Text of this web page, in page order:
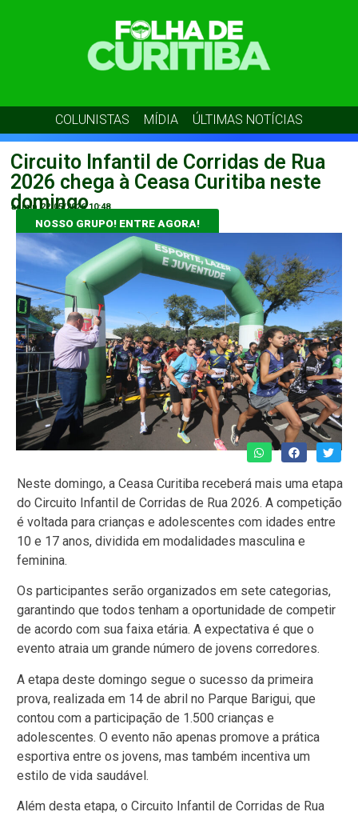
COLUNISTAS MÍDIA ÚLTIMAS NOTÍCIAS
Circuito Infantil de Corridas de Rua
2026 chega à Ceasa Curitiba neste
domingo
admin 22/05/2026 10:48
NOSSO GRUPO! ENTRE AGORA!
Neste domingo, a Ceasa Curitiba receberá mais uma etapa
do Circuito Infantil de Corridas de Rua 2026. A competição
é voltada para crianças e adolescentes com idades entre
10 e 17 anos, dividida em modalidades masculina e
feminina.
Os participantes serão organizados em sete categorias,
garantindo que todos tenham a oportunidade de competir
de acordo com sua faixa etária. A expectativa é que o
evento atraia um grande número de jovens corredores.
A etapa deste domingo segue o sucesso da primeira
prova, realizada em 14 de abril no Parque Barigui, que
contou com a participação de 1.500 crianças e
adolescentes. O evento não apenas promove a prática
esportiva entre os jovens, mas também incentiva um
estilo de vida saudável.
Além desta etapa, o Circuito Infantil de Corridas de Rua